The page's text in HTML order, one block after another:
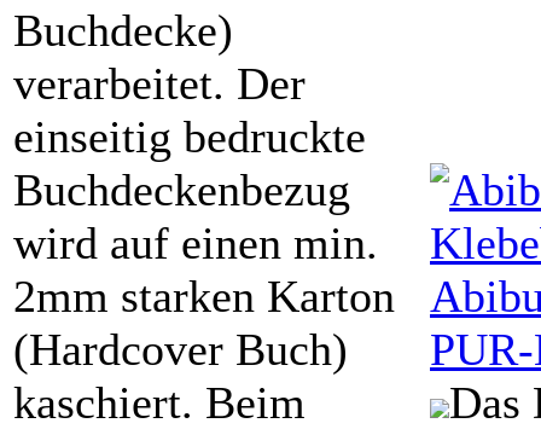
Buchdecke)
verarbeitet. Der
einseitig bedruckte
Buchdeckenbezug
wird auf einen min.
2mm starken Karton
(Hardcover Buch)
kaschiert. Beim
Das